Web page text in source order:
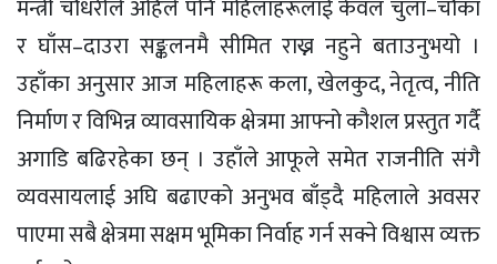
मन्त्री चौधरीले अहिले पनि महिलाहरूलाई केवल चुला–चौका
र घाँस–दाउरा सङ्कलनमै सीमित राख्न नहुने बताउनुभयो ।
उहाँका अनुसार आज महिलाहरू कला, खेलकुद, नेतृत्व, नीति
निर्माण र विभिन्न व्यावसायिक क्षेत्रमा आफ्नो कौशल प्रस्तुत गर्दै
अगाडि बढिरहेका छन् । उहाँले आफूले समेत राजनीति संगै
व्यवसायलाई अघि बढाएको अनुभव बाँड्दै महिलाले अवसर
पाएमा सबै क्षेत्रमा सक्षम भूमिका निर्वाह गर्न सक्ने विश्वास व्यक्त